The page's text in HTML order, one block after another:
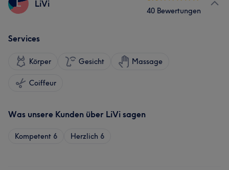
L LiVi
40 Bewertungen
Services
Körper Gesicht Massage
Coiffeur
Was unsere Kunden über LiVi sagen
Kompetent 6 Herzlich 6